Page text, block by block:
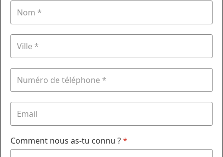
Comment nous as-tu connu ?*